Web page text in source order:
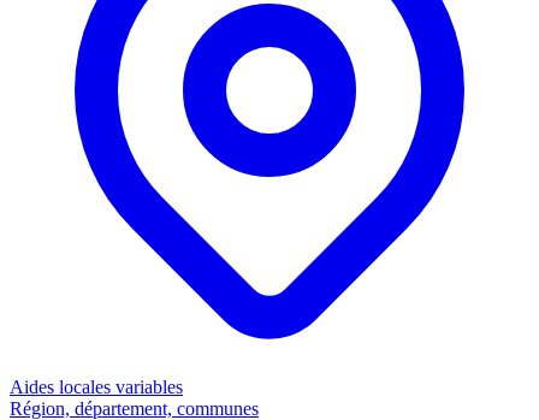
Aides locales variables
Région, département, communes